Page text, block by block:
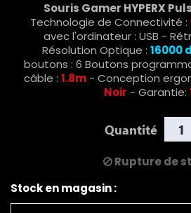
Souris Gamer HYPERX
Technologie de Connectivité :
avec l'ordinateur : USB -
Résolution Optique : 16000
boutons : 6 Boutons
câble : 1.8m - Conception
Noir - Garantie:
Quantité
Rupture de
Stock en magasin :